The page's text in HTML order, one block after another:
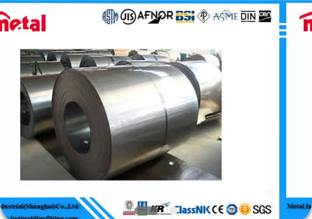
বাড়ি
পণ্য
আমাদের
সম্পর্কে
STEEL
GROUP
CHINA.
Rights
Reserved.